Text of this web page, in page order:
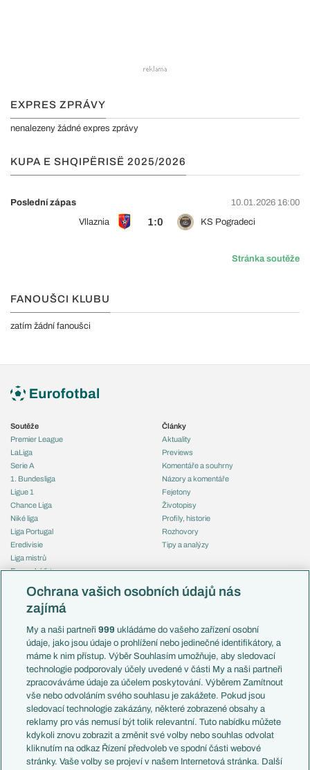
EXPRES ZPRÁVY
nenalezeny žádné expres zprávy
KUPA E SHQIPËRISË 2025/2026
Poslední zápas
10.01.2026 16:00
Vllaznia
1:0 KS Pogradeci
Stránka soutěže
FANOUŠCI KLUBU
zatím žádní fanoušci
Soutěže
Premier League
LaLiga
Serie A
1. Bundesliga
Ligue 1
Chance Liga
Niké liga
Liga Portugal
Eredivisie
Liga mistrů
Evropská liga
Mistrovství světa
Liga národů
Témata
Představení týmů MS
EuroSkauting
PL v kostce
Evropské koeficienty
Přestupy
Přestupové spekulace
Zranění
Kluby
Články
Aktuality
Previews
Komentáře a souhrny
Názory a komentáře
Fejetony
Životopisy
Profily, historie
Rozhovory
Tipy a analýzy
Česko
Francie
Itálie
Německo
Španělsko
Argentina
Brazílie
Přestupy
Zápasy
Livescore
Ochrana vašich osobních údajů nás
zajímá
My a naši partneři999 ukládáme do vašeho zařízení osobní
údaje, jako jsou údaje o prohlížení nebo jedinečné identifikátory, a
máme k nim přístup. Výběr Souhlasím umožňuje, aby sledovací
technologie podporovaly účely uvedené v části My a naši partneři
zpracováváme údaje za účelem poskytování. Výběrem Zamítnout
vše nebo odvoláním svého souhlasu je zakážete. Pokud jsou
sledovací technologie zakázány, některé zobrazené obsahy a
reklamy pro vás nemusí být tolik relevantní. Tuto nabídku můžete
kdykoli znovu zobrazit a změnit své volby nebo souhlas odvolat
kliknutím na odkaz Řízení předvoleb ve spodní části webové
stránky. Vaše volby se projeví v našem Internetová stránka. Další